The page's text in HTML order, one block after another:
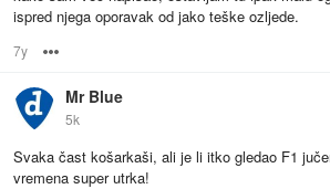
ispred njega oporavak od jako teške ozljede.
7y
Mr Blue
5k
Svaka čast košarkaši, ali je li itko gledao F1
vremena super utrka!